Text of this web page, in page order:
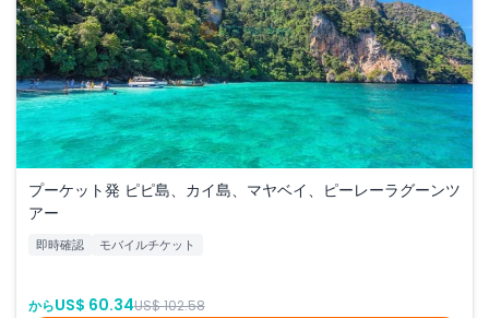
プーケット発 ピピ島、カイ島、マヤベイ、ピーレーラグーンツ
アー
即時確認 モバイルチケット
からUS$ 60.34US$ 102.58